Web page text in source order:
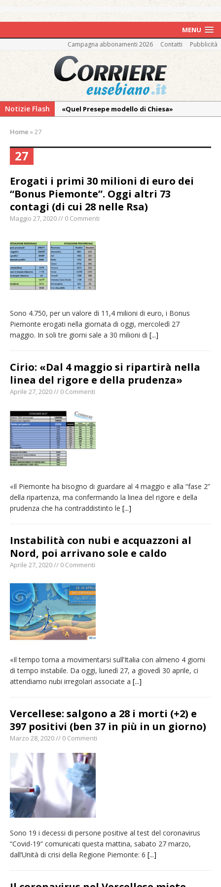
MENU
Campagna abbonamenti 2026 Contatti Pubblicità
Notizie Flash
«Quel Presepe modello di Chiesa»
mercatino agricolo
La Regione stanzia oltre 38mila euro per il
carnevale di Santhià. La soddisfazione della
Pro Loco
Il Piemonte ha avviato la richiesta di calamità
Crisi idrica: il Comune di Vercelli introduce
alcune limitazioni all’utilizzo dell’acqua
Incendio sul Monte Barone: si estende il
fronte. Evacuato il rifugio e chiusi tutti i
Dieci anni fa l’ingresso a Vercelli
dell’arcivescovo mons. Marco Arnolfo
Home » 27
27
Erogati i primi 30 milioni di euro dei
“Bonus Piemonte”. Oggi altri 73
contagi (di cui 28 nelle Rsa)
Maggio 27, 2020 // 0 Commenti
Sono 4.750, per un valore di 11,4 milioni di euro, i Bonus
Piemonte erogati nella giornata di oggi, mercoledì 27
maggio. In soli tre giorni sale a 30 milioni di [...]
Cirio: «Dal 4 maggio si ripartirà nella
linea del rigore e della prudenza»
Aprile 27, 2020 // 0 Commenti
«Il Piemonte ha bisogno di guardare al 4 maggio e alla “fase 2”
della ripartenza, ma confermando la linea del rigore e della
prudenza che ha contraddistinto le [...]
Instabilità con nubi e acquazzoni al
Nord, poi arrivano sole e caldo
Aprile 27, 2020 // 0 Commenti
«Il tempo torna a movimentarsi sull’Italia con almeno 4 giorni
di tempo instabile. Da oggi, lunedì 27, a giovedì 30 aprile, ci
attendiamo nubi irregolari associate a [...]
Vercellese: salgono a 28 i morti (+2) e
397 positivi (ben 37 in più in un giorno)
Marzo 28, 2020 // 0 Commenti
Sono 19 i decessi di persone positive al test del coronavirus
“Covid-19” comunicati questa mattina, sabato 27 marzo,
dall’Unità di crisi della Regione Piemonte: 6 [...]